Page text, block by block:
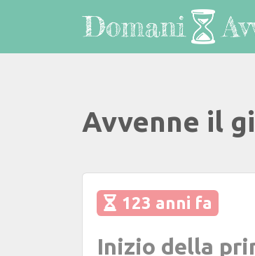
Avvenne il
123 anni fa
Inizio della